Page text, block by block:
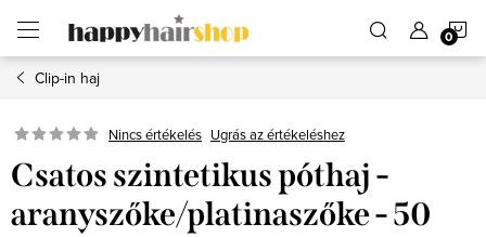
fő
tartalomhoz
Clip-in haj
Nincs értékelés Ugrás az értékeléshez
Csatos szintetikus póthaj -
aranyszőke/platinaszőke - 50